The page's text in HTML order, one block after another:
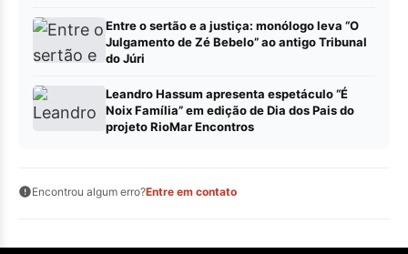
Entre o sertão e a justiça: monólogo leva “O
Julgamento de Zé Bebelo” ao antigo Tribunal
do Júri
Leandro Hassum apresenta espetáculo “É
Noix Família” em edição de Dia dos Pais do
projeto RioMar Encontros
Encontrou algum erro?Entre em contato